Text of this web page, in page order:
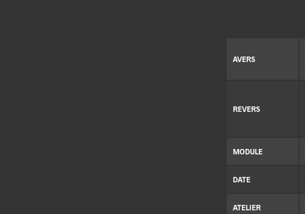
AVERS
REVERS
MODULE
DATE
ATELIER